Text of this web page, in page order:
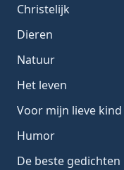
Christelijk
Dieren
Natuur
Het leven
Voor mijn lieve kind
Humor
De beste gedichten